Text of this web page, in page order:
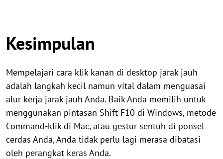
Kesimpulan
Mempelajari cara klik kanan di desktop jarak jauh
adalah langkah kecil namun vital dalam menguasai
alur kerja jarak jauh Anda. Baik Anda memilih untuk
menggunakan pintasan Shift F10 di Windows, metode
Command-klik di Mac, atau gestur sentuh di ponsel
cerdas Anda, Anda tidak perlu lagi merasa dibatasi
oleh perangkat keras Anda.